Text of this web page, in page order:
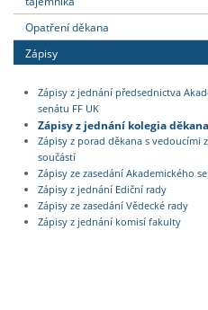
Opatření děkana
Zápisy
Zápisy z jednání předsednictva
senátu FF UK
Zápisy z jednání kolegia děkana
Zápisy z porad děkana s vedoucími
součástí
Zápisy ze zasedání Akademického
Zápisy z jednání Ediční rady
Zápisy ze zasedání Vědecké rady
Zápisy z jednání komisí fakulty